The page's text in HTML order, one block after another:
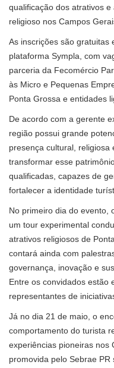
qualificação dos atrativos
religioso nos Campos
As inscrições são gratuitas
plataforma Sympla, com
parceria da Fecomércio
às Micro e Pequenas
Ponta Grossa e entidades
De acordo com a gerente
região possui grande
presença cultural, religiosa
transformar esse
qualificadas, capazes de
fortalecer a identidade
No primeiro dia do evento,
um tour experimental
atrativos religiosos de
contará ainda com
governança, inovação e
Entre os convidados estão
representantes de
Já no dia 21 de maio, o
comportamento do turista
experiências pioneiras nos
promovida pelo Sebrae